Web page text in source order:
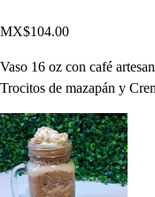
MX$104.00
Vaso 16 oz con café
Trocitos de mazapán y